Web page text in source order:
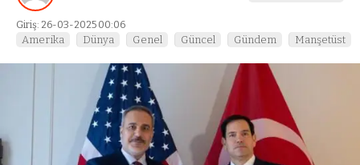
Giriş: 26-03-2025 00:06
Amerika Dünya Genel Güncel Gündem Manşetüst